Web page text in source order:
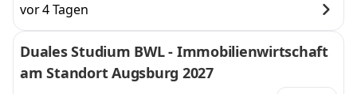
vor 4 Tagen
Duales Studium BWL - Immobilienwirtschaft
am Standort Augsburg 2027